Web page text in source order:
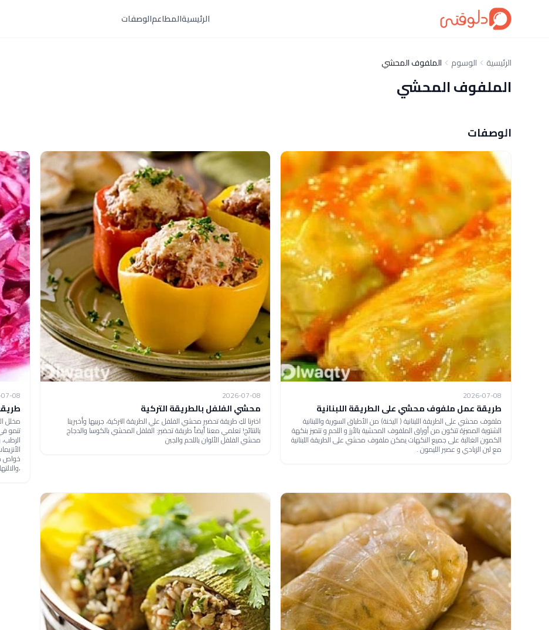
الرئيسيةالمطاعمالوصفات
الرئيسية الوسوم الملفوف المحشي
الملفوف المحشي
الوصفات
2026-07-08
طريقة عمل ملفوف محشي على الطريقة اللبنانية
ملفوف محشي على الطريقة اللبنانية ( اليخنة) من الأطباق السورية واللبنانية
الشتوية المميزة تتكون من أوراق الملفوف المحشية بالأرز و اللحم و تتميز بنكهة
الكمون الغالبة على جميع النكهات يمكن ملفوف محشي على الطريقة اللبنانية
مع لبن الزبادي و عصير الليمون .
2026-07-08
محشي الفلفل بالطريقة التركية
اخترنا لكِ طريقة تحضير محشي الفلفل علي الطريقة التركية، جربيها وأخبرينا
بالنتائج! تعلمي معنا أيضاً طريقة تحضير: الفلفل المحشي بالكوسا والدجاج
محشي الفلفل الألوان باللحم والجبن
08
مخلل
تنمو
خواص